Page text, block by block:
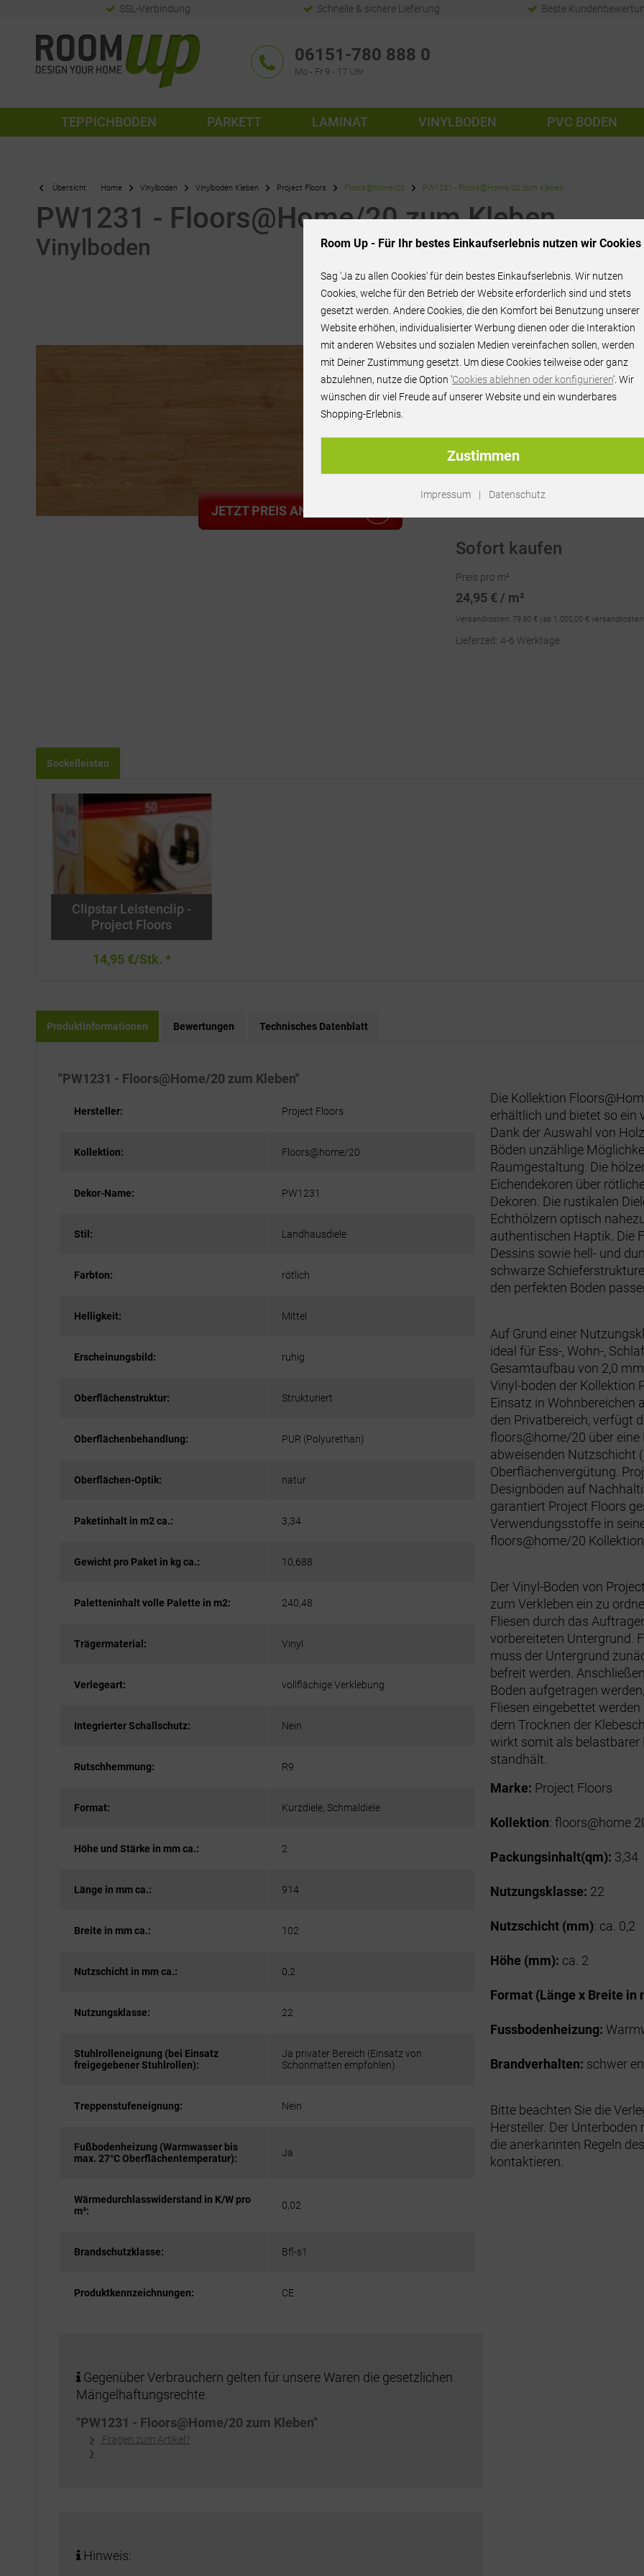
SSL-Verbindung Schnelle & sichere Lieferung Beste
06151-780 888 0
Mo - Fr 9 - 17 Uhr
TEPPICHBODEN PARKETT LAMINAT VINYLBODEN PVC BODEN
Übersicht Home Vinylboden Vinylboden Kleben Project Floors Floors@home/20 PW1231 - Floors@Home/20 zum Kleben
PW1231 - Floors@Home/20 zum Kleben
Vinylboden
JETZT PREIS ANFRAGEN
24,95 € / m²
Artikel-Nr.:SW10370| EAN:
Sofort kaufen
Preis pro m²
24,95 € / m²
Versandkosten: 79,90 € (ab 1.000,00 €
Lieferzeit: 4-6 Werktage
Sockelleisten
Clipstar Leistenclip -
Project Floors
14,95 €/Stk. *
Produktinformationen Bewertungen Technisches Datenblatt
"PW1231 - Floors@Home/20 zum Kleben"
Die Kollektion
erhältlich und bietet so ein
Dank der Auswahl von
Böden unzählige
Raumgestaltung. Die
Eichendekoren über
Dekoren. Die rustikalen
Echthölzern optisch
authentischen Haptik. Die
Dessins sowie hell- und
schwarze
den perfekten Boden
Auf Grund einer
ideal für Ess-, Wohn-,
Gesamtaufbau von 2,0
Vinyl-boden der Kollektion
Einsatz in Wohnbereichen
den Privatbereich, verfügt
floors@home/20 über eine
abweisenden Nutzschicht
Oberflächenvergütung.
Designböden auf
garantiert Project Floors
Verwendungsstoffe in
floors@home/20 Kollektion.
Der Vinyl-Boden von
zum Verkleben ein zu
Fliesen durch das
vorbereiteten Untergrund.
muss der Untergrund
befreit werden.
Boden aufgetragen
Fliesen eingebettet
dem Trocknen der
wirkt somit als belastbarer
standhält.
Marke: Project Floors
Kollektion: floors@home
Packungsinhalt(qm): 3,34
Nutzungsklasse: 22
Nutzschicht (mm): ca. 0,2
Höhe (mm): ca. 2
Format (Länge x Breite in
Fussbodenheizung:
Brandverhalten: schwer
Bitte beachten Sie die
Hersteller. Der Unterboden
die anerkannten Regeln
kontaktieren.
Hersteller: Project Floors
Kollektion: Floors@home/20
Dekor-Name: PW1231
Stil: Landhausdiele
Farbton: rötlich
Helligkeit: Mittel
Erscheinungsbild: ruhig
Oberflächenstruktur: Strukturiert
Oberflächenbehandlung: PUR (Polyurethan)
Oberflächen-Optik: natur
Paketinhalt in m2 ca.: 3,34
Gewicht pro Paket in kg ca.: 10,688
Paletteninhalt volle Palette in m2: 240,48
Trägermaterial: Vinyl
Verlegeart: vollflächige Verklebung
Integrierter Schallschutz: Nein
Rutschhemmung: R9
Format: Kurzdiele, Schmaldiele
Höhe und Stärke in mm ca.: 2
Länge in mm ca.: 914
Breite in mm ca.: 102
Nutzschicht in mm ca.: 0,2
Nutzungsklasse: 22
Stuhlrolleneignung (bei Einsatz
freigegebener Stuhlrollen):
Ja privater Bereich (Einsatz von
Schonmatten empfohlen)
Treppenstufeneignung: Nein
Fußbodenheizung (Warmwasser bis
max. 27°C Oberflächentemperatur):
Ja
Wärmedurchlasswiderstand in K/W pro
m²:
0,02
Brandschutzklasse: Bfl-s1
Produktkennzeichnungen: CE
Gegenüber Verbrauchern gelten für unsere Waren die gesetzlichen
Mängelhaftungsrechte.
"PW1231 - Floors@Home/20 zum Kleben"
Fragen zum Artikel?
Hinweis:
Room Up - Für Ihr bestes Einkaufserlebnis nutzen wir Cookies
Sag 'Ja zu allen Cookies' für dein bestes Einkaufserlebnis. Wir nutzen
Cookies, welche für den Betrieb der Website erforderlich sind und stets
gesetzt werden. Andere Cookies, die den Komfort bei Benutzung unserer
Website erhöhen, individualisierter Werbung dienen oder die Interaktion
mit anderen Websites und sozialen Medien vereinfachen sollen, werden
mit Deiner Zustimmung gesetzt. Um diese Cookies teilweise oder ganz
abzulehnen, nutze die Option 'Cookies ablehnen oder konfigurieren'. Wir
wünschen dir viel Freude auf unserer Website und ein wunderbares
Shopping-Erlebnis.
Zustimmen
Impressum | Datenschutz